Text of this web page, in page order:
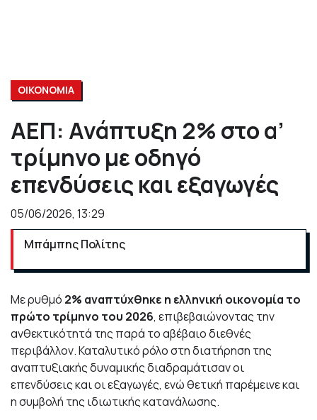
ΟΙΚΟΝΟΜΙΑ
ΑΕΠ: Ανάπτυξη 2% στο α’
τρίμηνο με οδηγό
επενδύσεις και εξαγωγές
05/06/2026, 13:29
Μπάμπης Πολίτης
Με ρυθμό 2% αναπτύχθηκε η ελληνική οικονομία το
πρώτο τρίμηνο του 2026, επιβεβαιώνοντας την
ανθεκτικότητά της παρά το αβέβαιο διεθνές
περιβάλλον. Καταλυτικό ρόλο στη διατήρηση της
αναπτυξιακής δυναμικής διαδραμάτισαν οι
επενδύσεις και οι εξαγωγές, ενώ θετική παρέμεινε και
η συμβολή της ιδιωτικής κατανάλωσης.